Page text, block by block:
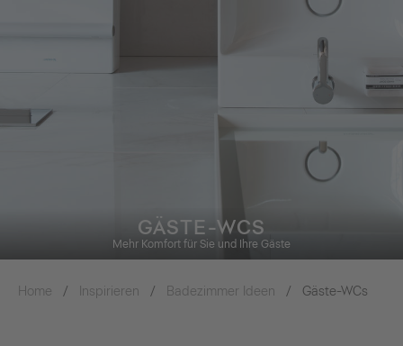
GÄSTE-WCS
Mehr Komfort für Sie und Ihre Gäste
Home Inspirieren Badezimmer Ideen Gäste-WCs